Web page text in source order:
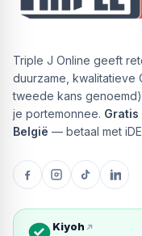
Triple J Online geeft
duurzame, kwalitatieve
tweede kans
je portemonnee.
België — betaal met
Kiyoh